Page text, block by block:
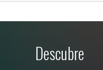
Descubre